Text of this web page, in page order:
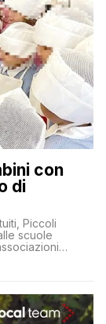
con
di
Piccoli
scuole